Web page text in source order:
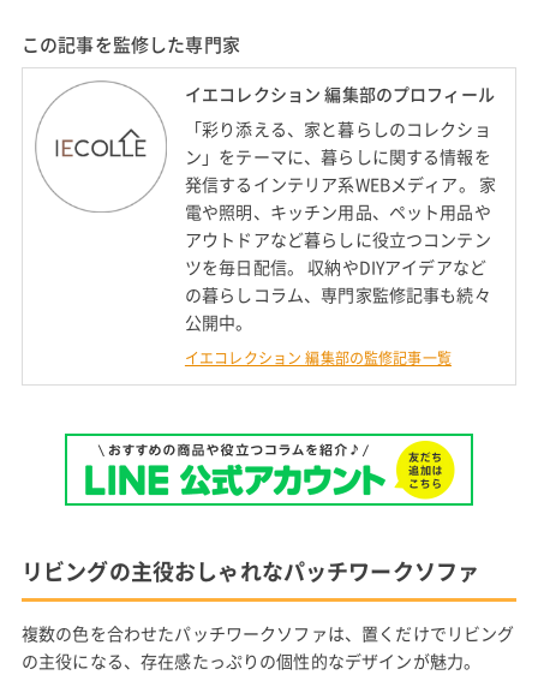
この記事を監修した専門家
イエコレクション 編集部のプロフィール
「彩り添える、家と暮らしのコレクショ
ン」をテーマに、暮らしに関する情報を
発信するインテリア系WEBメディア。 家
電や照明、キッチン用品、ペット用品や
アウトドアなど暮らしに役立つコンテン
ツを毎日配信。 収納やDIYアイデアなど
の暮らしコラム、専門家監修記事も続々
公開中。
イエコレクション 編集部の監修記事一覧
リビングの主役おしゃれなパッチワークソファ
複数の色を合わせたパッチワークソファは、置くだけでリビング
の主役になる、存在感たっぷりの個性的なデザインが魅力。